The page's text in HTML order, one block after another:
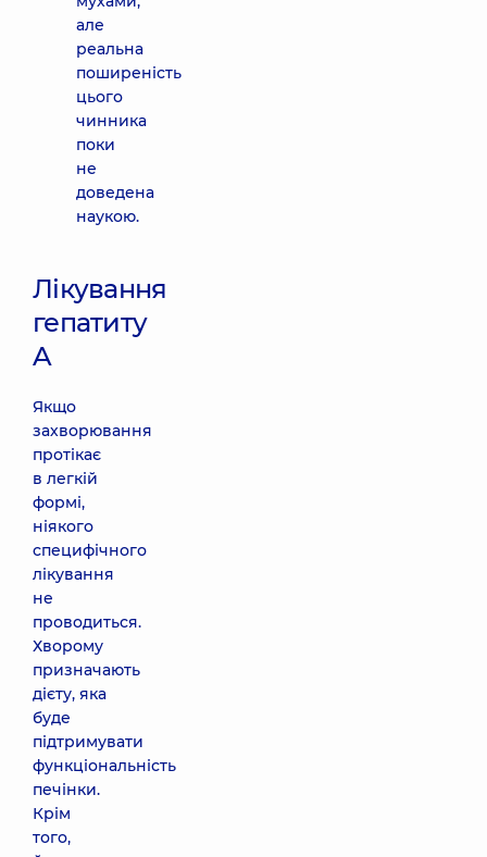
але
реальна
поширеність
цього
чинника
поки
не
доведена
наукою.
Лікування
гепатиту
A
Якщо
захворювання
протікає
в легкій
формі,
ніякого
специфічного
лікування
не
проводиться.
Хворому
призначають
дієту, яка
буде
підтримувати
функціональність
печінки.
Крім
того,